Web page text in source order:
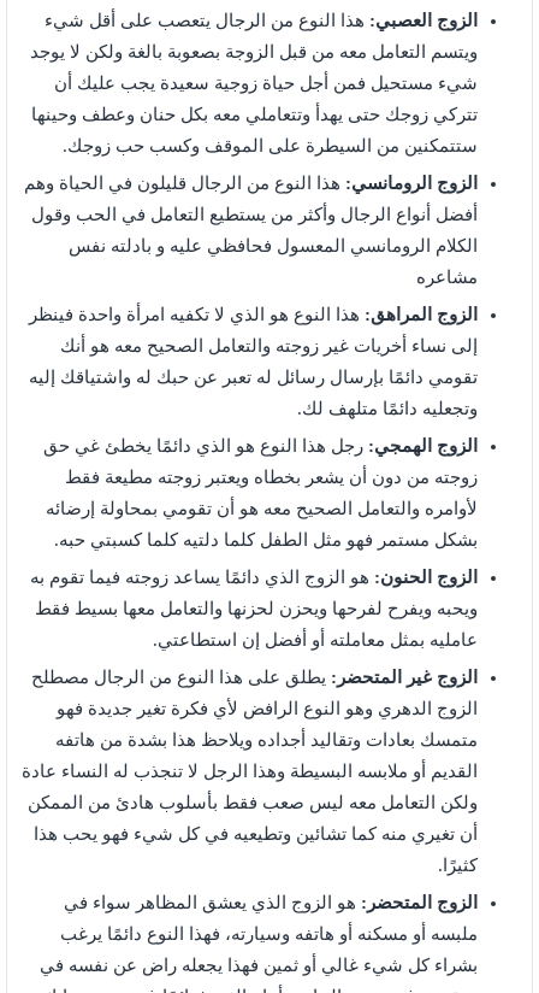
الزوج العصبي: هذا النوع من الرجال يتعصب على أقل شيء
ويتسم التعامل معه من قبل الزوجة بصعوبة بالغة ولكن لا يوجد
شيء مستحيل فمن أجل حياة زوجية سعيدة يجب عليك أن
تتركي زوجك حتى يهدأ وتتعاملي معه بكل حنان وعطف وحينها
ستتمكنين من السيطرة على الموقف وكسب حب زوجك.
الزوج الرومانسي: هذا النوع من الرجال قليلون في الحياة وهم
أفضل أنواع الرجال وأكثر من يستطيع التعامل في الحب وقول
الكلام الرومانسي المعسول فحافظي عليه و بادلته نفس
مشاعره
الزوج المراهق: هذا النوع هو الذي لا تكفيه امرأة واحدة فينظر
إلى نساء أخريات غير زوجته والتعامل الصحيح معه هو أنك
تقومي دائمًا بإرسال رسائل له تعبر عن حبك له واشتياقك إليه
وتجعليه دائمًا متلهف لك.
الزوج الهمجي: رجل هذا النوع هو الذي دائمًا يخطئ غي حق
زوجته من دون أن يشعر بخطاه ويعتبر زوجته مطيعة فقط
لأوامره والتعامل الصحيح معه هو أن تقومي بمحاولة إرضائه
بشكل مستمر فهو مثل الطفل كلما دلتيه كلما كسبتي حبه.
الزوج الحنون: هو الزوج الذي دائمًا يساعد زوجته فيما تقوم به
ويحبه ويفرح لفرحها ويحزن لحزنها والتعامل معها بسيط فقط
عامليه بمثل معاملته أو أفضل إن استطاعتي.
الزوج غير المتحضر: يطلق على هذا النوع من الرجال مصطلح
الزوج الدهري وهو النوع الرافض لأي فكرة تغير جديدة فهو
متمسك بعادات وتقاليد أجداده ويلاحظ هذا بشدة من هاتفه
القديم أو ملابسه البسيطة وهذا الرجل لا تنجذب له النساء عادة
ولكن التعامل معه ليس صعب فقط بأسلوب هادئ من الممكن
أن تغيري منه كما تشائين وتطيعيه في كل شيء فهو يحب هذا
كثيرًا.
الزوج المتحضر: هو الزوج الذي يعشق المظاهر سواء في
ملبسه أو مسكنه أو هاتفه وسيارته، فهذا النوع دائمًا يرغب
بشراء كل شيء غالي أو ثمين فهذا يجعله راض عن نفسه في